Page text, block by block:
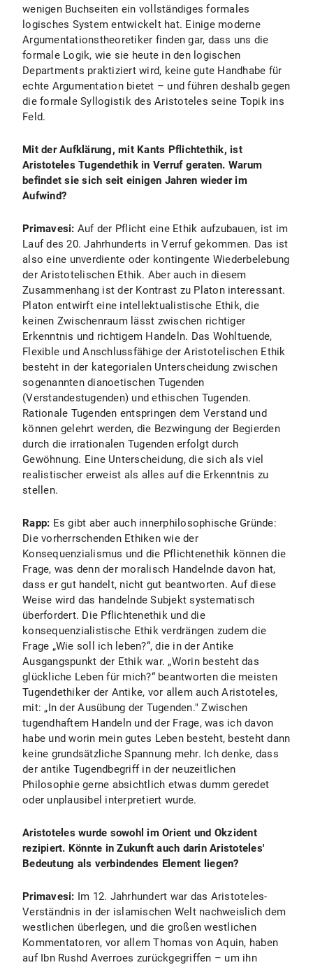
wenigen Buchseiten ein vollständiges formales
logisches System entwickelt hat. Einige moderne
Argumentationstheoretiker finden gar, dass uns die
formale Logik, wie sie heute in den logischen
Departments praktiziert wird, keine gute Handhabe für
echte Argumentation bietet – und führen deshalb gegen
die formale Syllogistik des Aristoteles seine Topik ins
Feld.
Mit der Aufklärung, mit Kants Pflichtethik, ist
Aristoteles Tugendethik in Verruf geraten. Warum
befindet sie sich seit einigen Jahren wieder im
Aufwind?
Primavesi: Auf der Pflicht eine Ethik aufzubauen, ist im
Lauf des 20. Jahrhunderts in Verruf gekommen. Das ist
also eine unverdiente oder kontingente Wiederbelebung
der Aristotelischen Ethik. Aber auch in diesem
Zusammenhang ist der Kontrast zu Platon interessant.
Platon entwirft eine intellektualistische Ethik, die
keinen Zwischenraum lässt zwischen richtiger
Erkenntnis und richtigem Handeln. Das Wohltuende,
Flexible und Anschlussfähige der Aristotelischen Ethik
besteht in der kategorialen Unterscheidung zwischen
sogenannten dianoetischen Tugenden
(Verstandestugenden) und ethischen Tugenden.
Rationale Tugenden entspringen dem Verstand und
können gelehrt werden, die Bezwingung der Begierden
durch die irrationalen Tugenden erfolgt durch
Gewöhnung. Eine Unterscheidung, die sich als viel
realistischer erweist als alles auf die Erkenntnis zu
stellen.
Rapp: Es gibt aber auch innerphilosophische Gründe:
Die vorherrschenden Ethiken wie der
Konsequenzialismus und die Pflichtenethik können die
Frage, was denn der moralisch Handelnde davon hat,
dass er gut handelt, nicht gut beantworten. Auf diese
Weise wird das handelnde Subjekt systematisch
überfordert. Die Pflichtenethik und die
konsequenzialistische Ethik verdrängen zudem die
Frage „Wie soll ich leben?“, die in der Antike
Ausgangspunkt der Ethik war. „Worin besteht das
glückliche Leben für mich?“ beantworten die meisten
Tugendethiker der Antike, vor allem auch Aristoteles,
mit: „In der Ausübung der Tugenden." Zwischen
tugendhaftem Handeln und der Frage, was ich davon
habe und worin mein gutes Leben besteht, besteht dann
keine grundsätzliche Spannung mehr. Ich denke, dass
der antike Tugendbegriff in der neuzeitlichen
Philosophie gerne absichtlich etwas dumm geredet
oder unplausibel interpretiert wurde.
Aristoteles wurde sowohl im Orient und Okzident
rezipiert. Könnte in Zukunft auch darin Aristoteles'
Bedeutung als verbindendes Element liegen?
Primavesi: Im 12. Jahrhundert war das Aristoteles-
Verständnis in der islamischen Welt nachweislich dem
westlichen überlegen, und die großen westlichen
Kommentatoren, vor allem Thomas von Aquin, haben
auf Ibn Rushd Averroes zurückgegriffen – um ihn